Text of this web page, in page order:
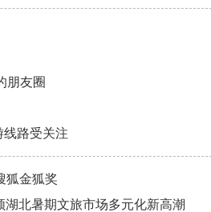
朋友圈
线路受关注
狐金狐奖
北暑期文旅市场多元化新高潮